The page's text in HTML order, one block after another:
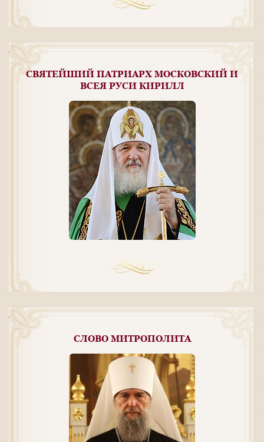
СВЯТЕЙШИЙ ПАТРИАРХ МОСКОВСКИЙ И
ВСЕЯ РУСИ КИРИЛЛ
СЛОВО МИТРОПОЛИТА